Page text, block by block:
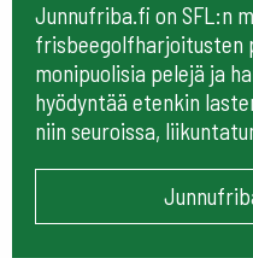
Junnufriba.fi on SFL:n
frisbeegolfharjoitusten
monipuolisia pelejä ja
hyödyntää etenkin
niin seuroissa,